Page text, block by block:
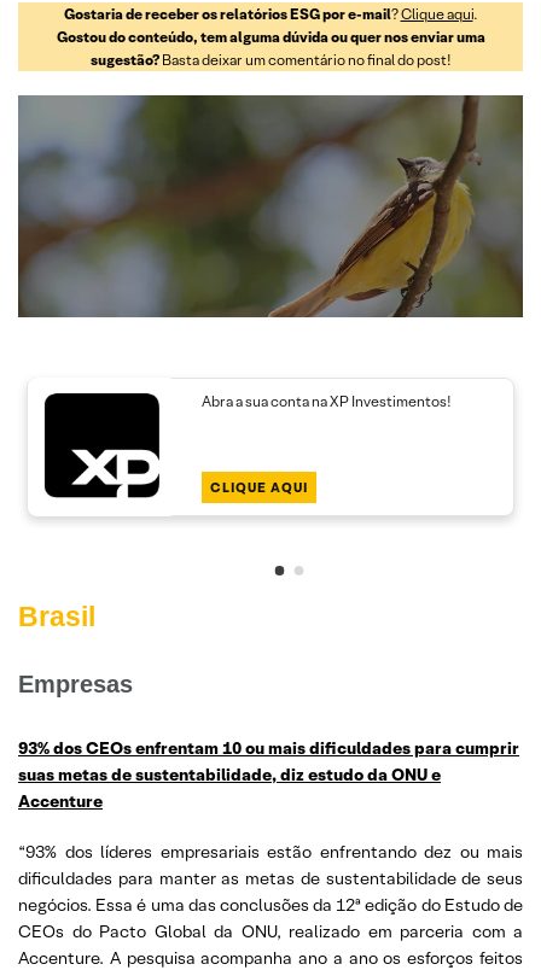
Gostaria de receber os relatórios ESG por e-mail?Clique aqui.
Gostou do conteúdo, tem alguma dúvida ou quer nos enviar uma
sugestão?Basta deixar um comentário no final do post!
Abra a sua conta na XP Investimentos!
CLIQUE AQUI
Brasil
Empresas
93% dos CEOs enfrentam 10 ou mais dificuldades para cumprir
suas metas de sustentabilidade, diz estudo da ONU e
Accenture
“93% dos líderes empresariais estão enfrentando dez ou mais
dificuldades para manter as metas de sustentabilidade de seus
negócios. Essa é uma das conclusões da 12ª edição do Estudo de
CEOs do Pacto Global da ONU, realizado em parceria com a
Accenture. A pesquisa acompanha ano a ano os esforços feitos